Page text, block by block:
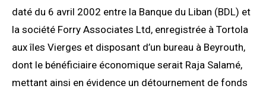
daté du 6 avril 2002 entre la Banque du Liban (BDL) et
la société Forry Associates Ltd, enregistrée à Tortola
aux îles Vierges et disposant d’un bureau à Beyrouth,
dont le bénéficiaire économique serait Raja Salamé,
mettant ainsi en évidence un détournement de fonds